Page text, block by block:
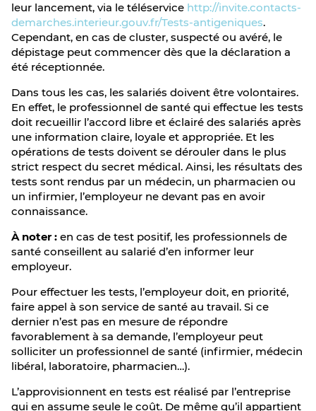
leur lancement, via le téléservice http://invite.contacts-
demarches.interieur.gouv.fr/Tests-antigeniques.
Cependant, en cas de cluster, suspecté ou avéré, le
dépistage peut commencer dès que la déclaration a
été réceptionnée.
Dans tous les cas, les salariés doivent être volontaires.
En effet, le professionnel de santé qui effectue les tests
doit recueillir l’accord libre et éclairé des salariés après
une information claire, loyale et appropriée. Et les
opérations de tests doivent se dérouler dans le plus
strict respect du secret médical. Ainsi, les résultats des
tests sont rendus par un médecin, un pharmacien ou
un infirmier, l’employeur ne devant pas en avoir
connaissance.
À noter : en cas de test positif, les professionnels de
santé conseillent au salarié d’en informer leur
employeur.
Pour effectuer les tests, l’employeur doit, en priorité,
faire appel à son service de santé au travail. Si ce
dernier n’est pas en mesure de répondre
favorablement à sa demande, l’employeur peut
solliciter un professionnel de santé (infirmier, médecin
libéral, laboratoire, pharmacien…).
L’approvisionnent en tests est réalisé par l’entreprise
qui en assume seule le coût. De même qu’il appartient